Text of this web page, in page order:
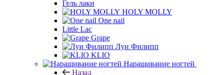
Гель лаки
HOLY MOLLY
One nail
Little Lac
Grape
Луи Филипп
KLIO
Наращивание ногтей
Назад